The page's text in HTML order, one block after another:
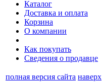
Каталог
Доставка и оплата
Корзина
О компании
Как покупать
Сведения о продавце
полная версия сайта наверх